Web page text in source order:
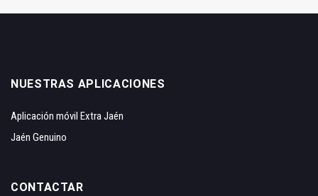
NUESTRAS APLICACIONES
Aplicación móvil Extra Jaén
Jaén Genuino
CONTACTAR